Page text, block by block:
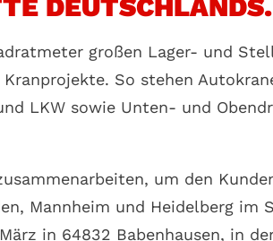
DEUTSCHLANDS.
großen Lager- und
So stehen
LKW sowie Unten- und
um den
Mannheim und Heidelberg im
in 64832 Babenhausen, in